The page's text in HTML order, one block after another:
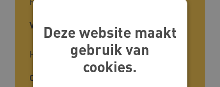
Voor wie
Huisartsen, Artsen VG
Cliëntgroep
Deze website maakt
gebruik van
cookies.